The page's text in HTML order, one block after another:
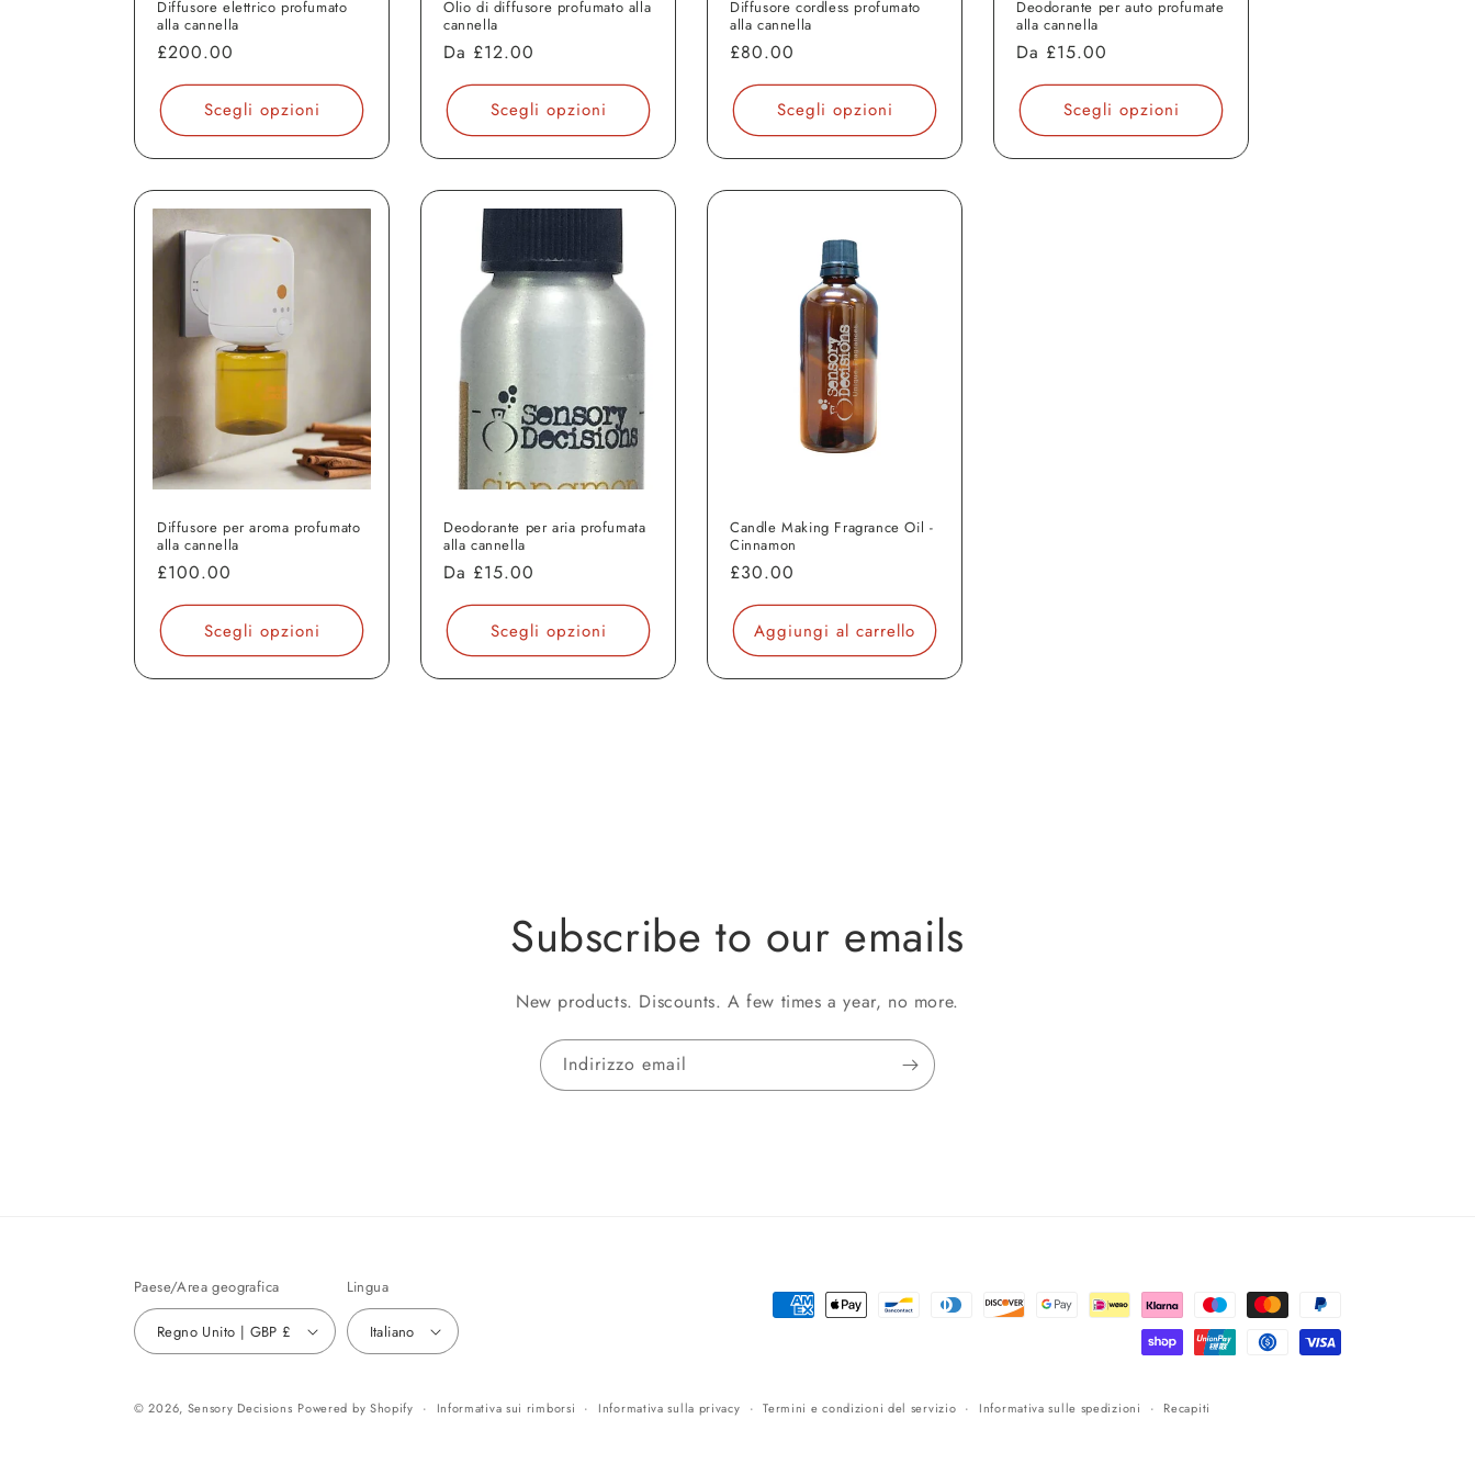
Diffusore elettrico profumato
alla cannella
Prezzo
listino
£200.00
Scegli opzioni
Olio di diffusore profumato alla
cannella
Prezzo
listino
Da £12.00
Scegli opzioni
Diffusore cordless profumato
alla cannella
Prezzo
listino
£80.00
Scegli opzioni
Deodorante per auto profumate
alla cannella
Prezzo
listino
Da £15.00
Scegli opzioni
Diffusore per aroma profumato
alla cannella
Prezzo
listino
£100.00
Scegli opzioni
Deodorante per aria profumata
alla cannella
Prezzo
listino
Da £15.00
Scegli opzioni
Candle Making Fragrance Oil -
Cinnamon
Prezzo
listino
£30.00
Aggiungi al carrello
Subscribe to our emails
New products. Discounts. A few times a year, no more.
Indirizzo email
Paese/Area geografica
Regno Unito | GBP £
Lingua
Italiano
Metodi
© 2026, Sensory Decisions Powered by Shopify Informativa sui rimborsi Informativa sulla privacy Termini e condizioni del servizio Informativa sulle spedizioni Recapiti